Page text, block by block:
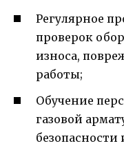
Регулярное
проверок
износа,
работы;
Обучение
газовой